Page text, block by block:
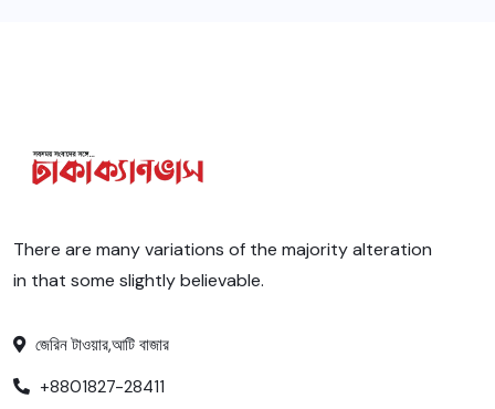
There are many variations of the majority alteration
in that some slightly believable.
জেরিন টাওয়ার,আটি বাজার
+8801827-28411